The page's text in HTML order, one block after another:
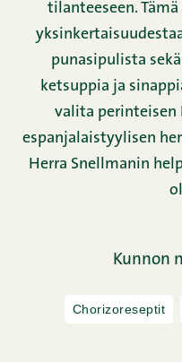
tilanteeseen.
punasipulista
ketsuppia ja
valita perinteisen
espanjalaistyylisen
Herra Snellmanin
Kunnon
Chorizoreseptit